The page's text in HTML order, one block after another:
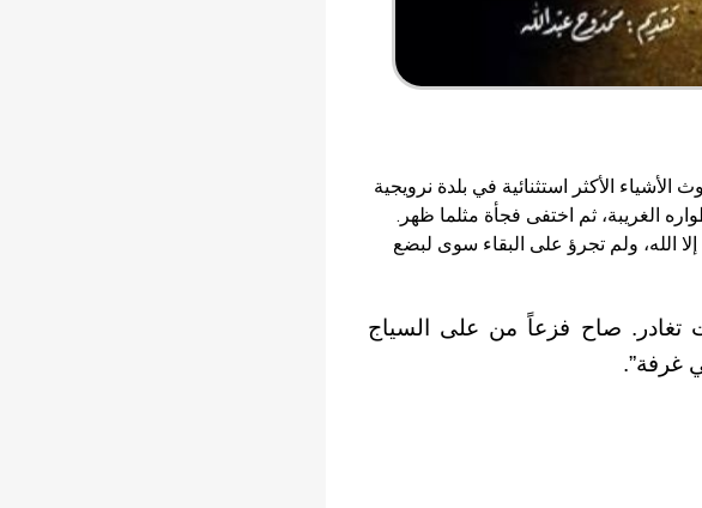
الأول كان منتصف صيف العام 1891 بداية لحدوث الأشياء الأكثر استثنائية في بلدة نرويجية
الغريبة، ثم اختفى فجأة مثلما ظهر.
الله، ولم تجرؤ على البقاء سوى لبضع
تغادر. صاح فزعاً من على السياج
غرفة”.